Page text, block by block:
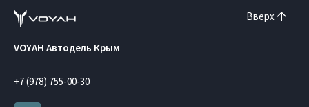
Вверх
VOYAH Автодель Крым
+7 (978) 755-00-30